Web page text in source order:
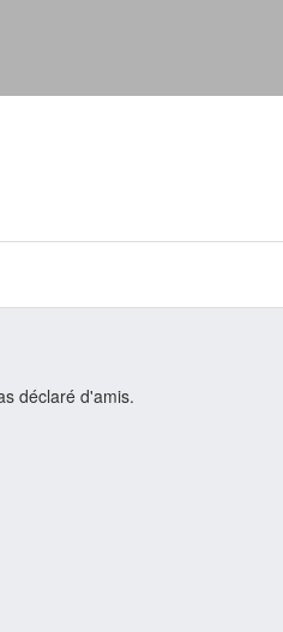
déclaré d'amis.